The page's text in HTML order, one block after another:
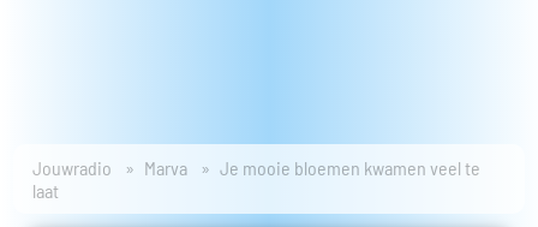
Jouwradio Marva
Je mooie bloemen kwamen veel te
laat